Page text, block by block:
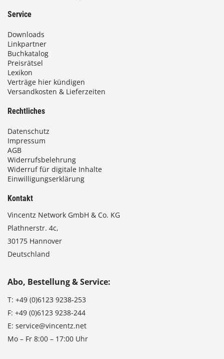
Service
Downloads
Linkpartner
Buchkatalog
Preisrätsel
Lexikon
Verträge hier kündigen
Versandkosten & Lieferzeiten
Rechtliches
Datenschutz
Impressum
AGB
Widerrufsbelehrung
Widerruf für digitale Inhalte
Einwilligungserklärung
Kontakt
Vincentz Network GmbH & Co. KG
Plathnerstr. 4c,
30175 Hannover
Deutschland
Abo, Bestellung & Service:
T: +49 (0)6123 9238-253
F: +49 (0)6123 9238-244
E: service@vincentz.net
Mo – Fr 8:00 – 17:00 Uhr